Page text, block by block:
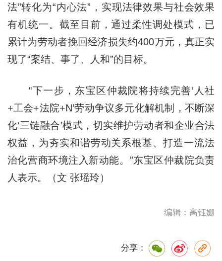
法”转化为“内心法”，实现法律效果与社会效果
有机统一。截至目前，通过柔性调处模式，已
累计为劳动者挽回经济损失约400万元，真正实
现了“案结、事了、人和”的目标。
“下一步，东宝区仲裁院将持续完善‘人社
+工会+法院+N’劳动争议多元化解机制，不断深
化‘三链融合’模式，切实维护劳动者和企业合法
权益，为夯实和谐劳动关系根基、打造一流法
治化营商环境注入新动能。”东宝区仲裁院负责
人表示。（文 张瑶玲）
编辑：高钰姗
分享：